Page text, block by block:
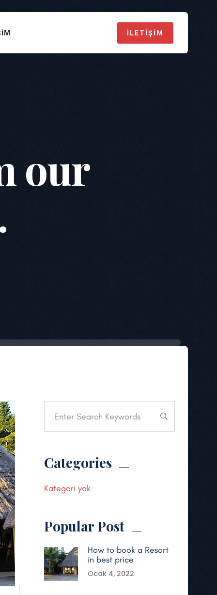
İLETIŞIM
our
Categories
Kategori yok
Popular Post
How to book a Resort
in best price
Ocak 4, 2022